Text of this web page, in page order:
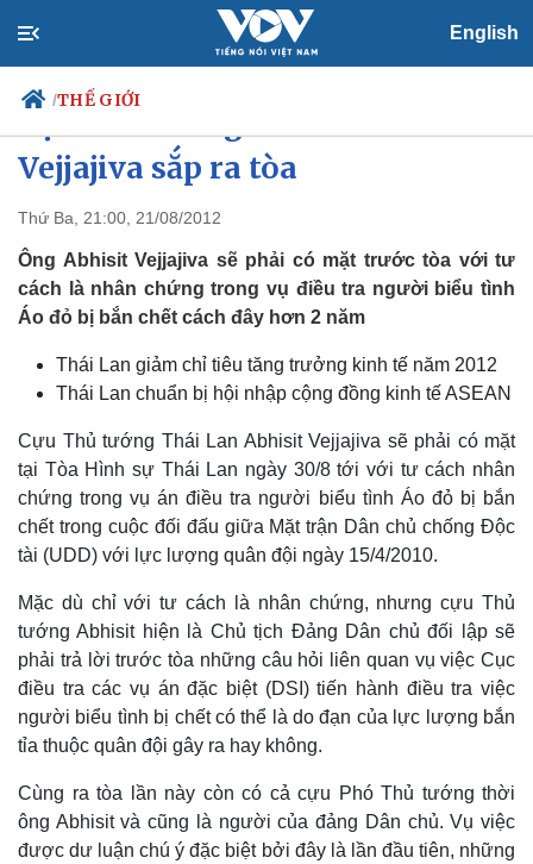
English
/THẾ GIỚI
Chính trị
Đảng
Tổ chức nhân sự
Quốc hội
Nhận diện sự thật
Tin 24h
Dự báo thời tiết
Giáo dục
Việc làm
Biển đảo
Vejjajiva sắp ra tòa
Thứ Ba, 21:00, 21/08/2012
Ông Abhisit Vejjajiva sẽ phải có mặt trước tòa với tư
cách là nhân chứng trong vụ điều tra người biểu tình
Áo đỏ bị bắn chết cách đây hơn 2 năm
Thái Lan giảm chỉ tiêu tăng trưởng kinh tế năm 2012
Thái Lan chuẩn bị hội nhập cộng đồng kinh tế ASEAN
Cựu Thủ tướng Thái Lan Abhisit Vejjajiva sẽ phải có mặt
tại Tòa Hình sự Thái Lan ngày 30/8 tới với tư cách nhân
chứng trong vụ án điều tra người biểu tình Áo đỏ bị bắn
chết trong cuộc đối đấu giữa Mặt trận Dân chủ chống Độc
tài (UDD) với lực lượng quân đội ngày 15/4/2010.
Mặc dù chỉ với tư cách là nhân chứng, nhưng cựu Thủ
tướng Abhisit hiện là Chủ tịch Đảng Dân chủ đối lập sẽ
phải trả lời trước tòa những câu hỏi liên quan vụ việc Cục
điều tra các vụ án đặc biệt (DSI) tiến hành điều tra việc
người biểu tình bị chết có thể là do đạn của lực lượng bắn
tỉa thuộc quân đội gây ra hay không.
Cùng ra tòa lần này còn có cả cựu Phó Thủ tướng thời
ông Abhisit và cũng là người của đảng Dân chủ. Vụ việc
được dư luận chú ý đặc biệt bởi đây là lần đầu tiên, những